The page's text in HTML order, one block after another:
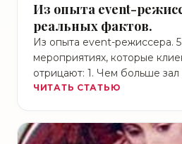
Из опыта event-
реальных фактов.
Из опыта event-режиссера.
мероприятиях, которые
отрицают: 1. Чем больше
нем зрителей …
ЧИТАТЬ СТАТЬЮ